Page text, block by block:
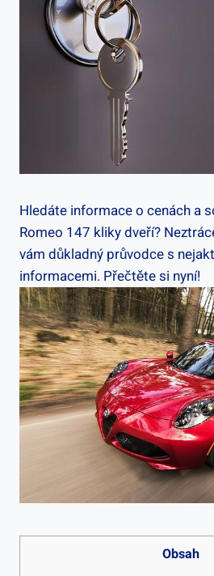
Hledáte informace o cenách a
Romeo 147 kliky dveří?
vám důkladný průvodce s
informacemi. Přečtěte si nyní!
Obsah